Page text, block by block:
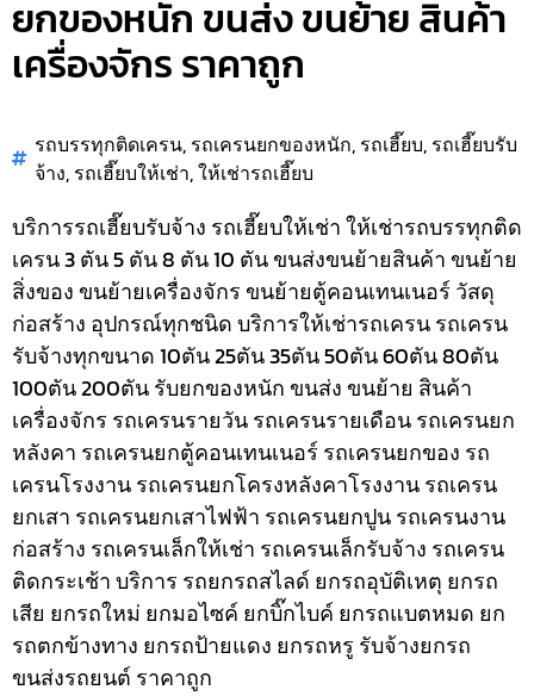
ยกของหนัก ขนส่ง ขนย้าย สินค้า
เครื่องจักร ราคาถูก
รถบรรทุกติดเครน, รถเครนยกของหนัก, รถเฮี๊ยบ, รถเฮี๊ยบรับ
จ้าง, รถเฮี๊ยบให้เช่า,ให้เช่ารถเฮี๊ยบ
บริการรถเฮี๊ยบรับจ้าง รถเฮี๊ยบให้เช่า ให้เช่ารถบรรทุกติด
เครน 3 ตัน 5 ตัน 8 ตัน 10 ตัน ขนส่งขนย้ายสินค้า ขนย้าย
สิ่งของ ขนย้ายเครื่องจักร ขนย้ายตู้คอนเทนเนอร์ วัสดุ
ก่อสร้าง อุปกรณ์ทุกชนิดบริการให้เช่ารถเครน รถเครน
รับจ้างทุกขนาด 10ตัน 25ตัน 35ตัน 50ตัน 60ตัน 80ตัน
100ตัน 200ตัน รับยกของหนัก ขนส่ง ขนย้าย สินค้า
เครื่องจักร รถเครนรายวัน รถเครนรายเดือน รถเครนยก
หลังคา รถเครนยกตู้คอนเทนเนอร์ รถเครนยกของ รถ
เครนโรงงาน รถเครนยกโครงหลังคาโรงงาน รถเครน
ยกเสา รถเครนยกเสาไฟฟ้า รถเครนยกปูน รถเครนงาน
ก่อสร้าง รถเครนเล็กให้เช่า รถเครนเล็กรับจ้าง รถเครน
ติดกระเช้าบริการ รถยกรถสไลด์ ยกรถอุบัติเหตุ ยกรถ
เสีย ยกรถใหม่ ยกมอไซค์ ยกบิ๊กไบค์ ยกรถแบตหมด ยก
รถตกข้างทาง ยกรถป้ายแดง ยกรถหรู รับจ้างยกรถ
ขนส่งรถยนต์ ราคาถูก